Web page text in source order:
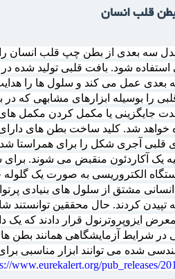
قلب انسان
سه بعدی از بطن چپ قلب انسان را
استفاده شود. بافت قلبی تولید
بعدی عمل می کند و سلول ها را
را بوسیله ابزارهای مشابهی که
جایگزینی یا مکمل کردن مکمل
خواهد شد. کلید ساخت بطن های
آجری شکل را برای همراستا شدن و
آکاردئون منقبض می شوند. برای
الکتروریسی به صورت یک
مشتق از سلول های بنیادی
کردند. حال محققین توانستند
ایزوپروترنول قرار دادند که یک
در شرایط آزمایشگاهی همانند بطن
شده می توانند ابزار مناسبی
www.eurekalert.org/pub_releases/